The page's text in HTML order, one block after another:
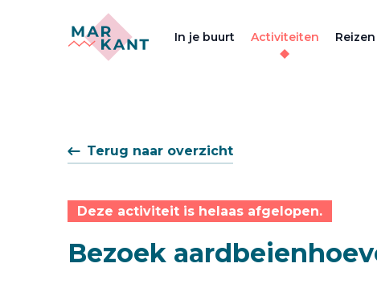
In je buurt Activiteiten Reizen
Terug naar overzicht
Deze activiteit is helaas afgelopen.
Bezoek